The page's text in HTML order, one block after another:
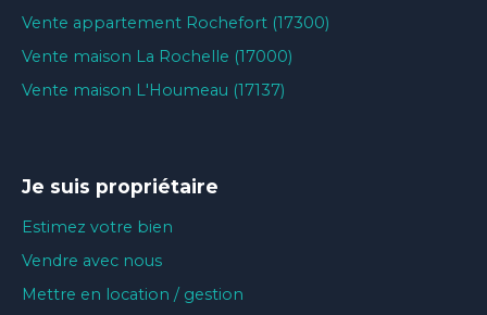
Vente appartement Rochefort (17300)
Vente maison La Rochelle (17000)
Vente maison L'Houmeau (17137)
Je suis propriétaire
Estimez votre bien
Vendre avec nous
Mettre en location / gestion